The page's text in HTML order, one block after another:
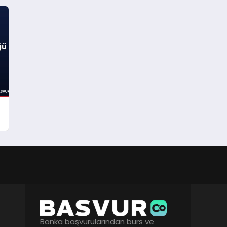
Banka başvurularından burs ve